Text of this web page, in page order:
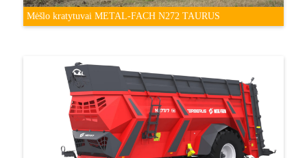
Mėšlo kratytuvai METAL-FACH N272 TAURUS